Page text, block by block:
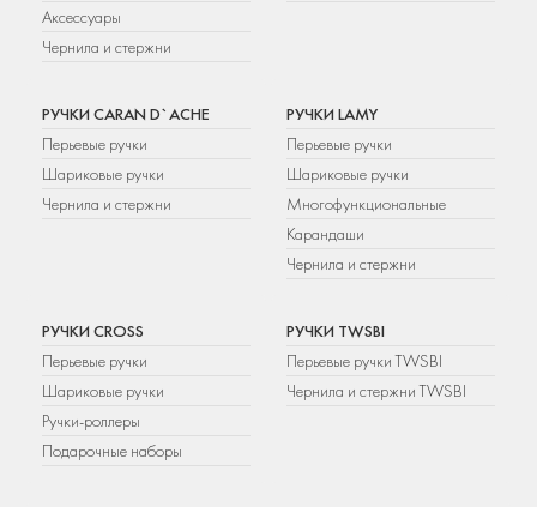
Аксессуары
Чернила и стержни
РУЧКИ CARAN D`ACHE
Перьевые ручки
Шариковые ручки
Чернила и стержни
РУЧКИ LAMY
Перьевые ручки
Шариковые ручки
Многофункциональные
Карандаши
Чернила и стержни
РУЧКИ CROSS
Перьевые ручки
Шариковые ручки
Ручки-роллеры
Подарочные наборы
РУЧКИ TWSBI
Перьевые ручки TWSBI
Чернила и стержни TWSBI